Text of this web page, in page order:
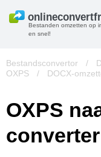
Bestanden omzetten op
en snel!
Bestandsconvertor /
OXPS
/ DOCX-
OXPS
converter